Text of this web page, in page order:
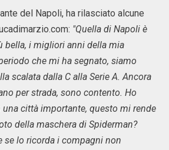
del Napoli, ha rilasciato alcune
"Quella di Napoli è
bella, i migliori anni della mia
che mi ha segnato, siamo
scalata dalla C alla Serie A. Ancora
per strada, sono contento. Ho
città importante, questo mi rende
della maschera di Spiderman?
se lo ricorda i compagni non